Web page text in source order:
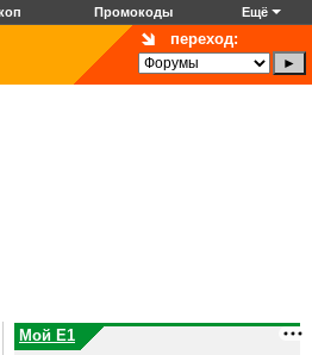
Промокоды Ещё
переход:
Мой E1